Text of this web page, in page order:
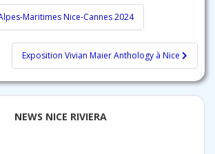
Maritimes Nice-Cannes 2024
Exposition Vivian Maier Anthology à Nice
NEWS NICE RIVIERA